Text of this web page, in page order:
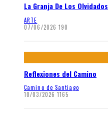
La Granja De Los Olvidados
ARTE
07/06/2026 190
Reflexiones del Camino
Camino de Santiago
10/03/2026 1165